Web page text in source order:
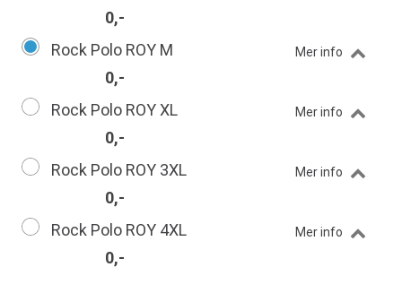
0,-
Rock Polo ROY M
Mer info
0,-
Rock Polo ROY XL
Mer info
0,-
Rock Polo ROY 3XL
Mer info
0,-
Rock Polo ROY 4XL
Mer info
0,-